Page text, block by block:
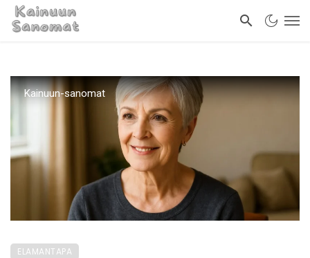
Kainuun-sanomat
ELAMANTAPA